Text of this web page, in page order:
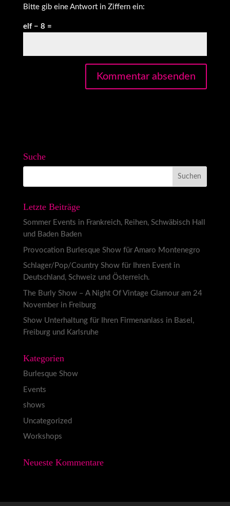
Bitte gib eine Antwort in Ziffern ein:
elf − 8 =
Suche
Letzte Beiträge
Sommer Events in Frankreich, Reihen, Schwäbisch Hall
und Baden Baden
Provocation Burlesque Show für Amaro Montenegro
Schlager/Pop/Country Show für Ihren Event in
Deutschland, Schweiz und Österreich.
The Burly Show – A Night Of Vintage Glamour am 24
November in Freiburg
Show Unterhaltung für Ihren Firmenanlass in Basel,
Freiburg und Karlsruhe
Kategorien
Burlesque Show
Events
shows
Uncategorized
Workshops
Neueste Kommentare